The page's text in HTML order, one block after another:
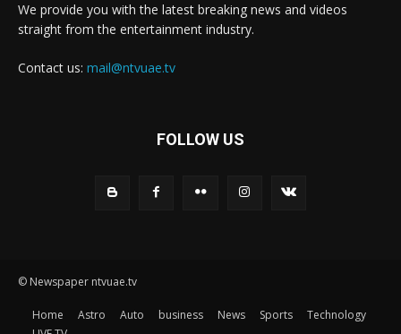
We provide you with the latest breaking news and videos
straight from the entertainment industry.
Contact us: mail@ntvuae.tv
FOLLOW US
© Newspaper ntvuae.tv
Home Astro Auto business News Sports
Technology